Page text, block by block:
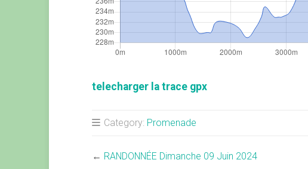
telecharger la trace gpx
Category: Promenade
← RANDONNÉE Dimanche 09 Juin 2024